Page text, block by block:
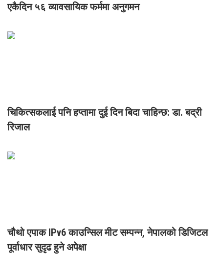
एकैदिन ५६ व्यावसायिक फर्ममा अनुगमन
चिकित्सकलाई पनि हप्तामा दुई दिन बिदा चाहिन्छ: डा. बद्री
रिजाल
चौथो एपाक IPv6 काउन्सिल मीट सम्पन्न, नेपालको डिजिटल
पूर्वाधार सुदृढ हुने अपेक्षा